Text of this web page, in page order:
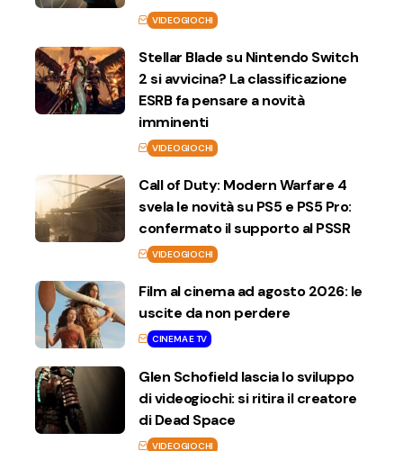
VIDEOGIOCHI
Stellar Blade su Nintendo Switch
2 si avvicina? La classificazione
ESRB fa pensare a novità
imminenti
VIDEOGIOCHI
Call of Duty: Modern Warfare 4
svela le novità su PS5 e PS5 Pro:
confermato il supporto al PSSR
VIDEOGIOCHI
Film al cinema ad agosto 2026: le
uscite da non perdere
CINEMA E TV
Glen Schofield lascia lo sviluppo
di videogiochi: si ritira il creatore
di Dead Space
VIDEOGIOCHI